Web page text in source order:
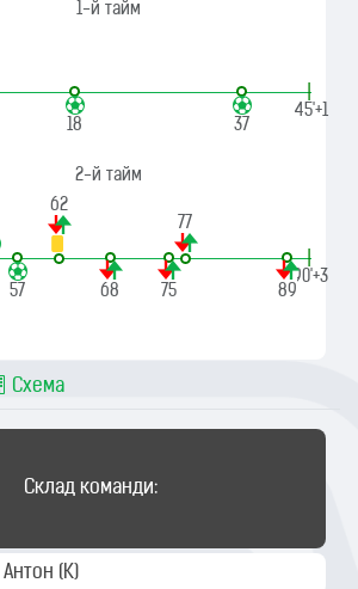
1-й тайм
18
37
|
45'+1
2-й тайм
62
77
57
68 75 89
|
90'+3
Схема
Склад команди:
Антон (K)